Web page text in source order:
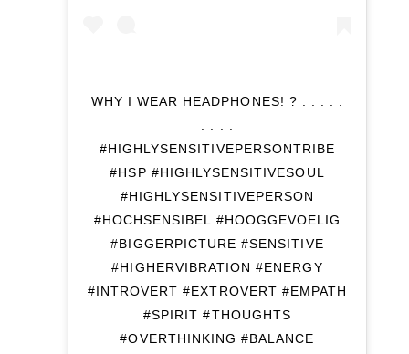
WHY I WEAR HEADPHONES! ? . . . . .
#HIGHLYSENSITIVEPERSONTRIBE
#HSP #HIGHLYSENSITIVESOUL
#HIGHLYSENSITIVEPERSON
#HOCHSENSIBEL #HOOGGEVOELIG
#BIGGERPICTURE #SENSITIVE
#HIGHERVIBRATION #ENERGY
#INTROVERT #EXTROVERT #EMPATH
#SPIRIT #THOUGHTS
#OVERTHINKING #BALANCE